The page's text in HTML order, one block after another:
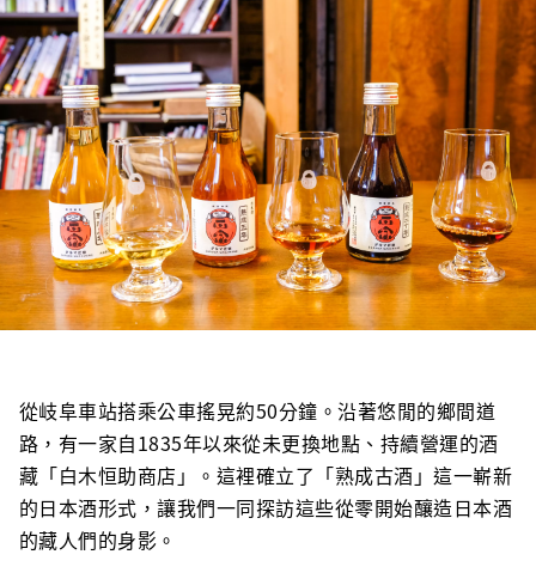
從岐阜車站搭乘公車搖晃約50分鐘。沿著悠閒的鄉間道
路，有一家自1835年以來從未更換地點、持續營運的酒
藏「白木恒助商店」。這裡確立了「熟成古酒」這一嶄新
的日本酒形式，讓我們一同探訪這些從零開始釀造日本酒
的藏人們的身影。